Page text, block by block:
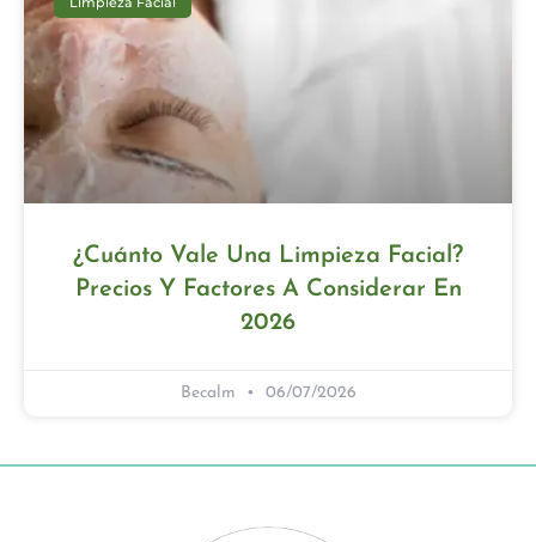
¿Cuánto Vale Una Limpieza Facial?
Precios Y Factores A Considerar En
2026
Becalm 06/07/2026